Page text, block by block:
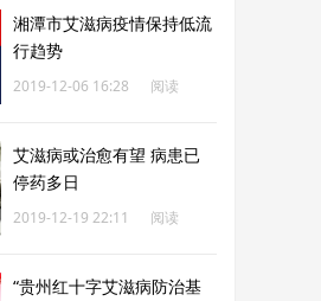
湘潭市艾滋病疫情保持低流
行趋势
2019-12-06 16:28
阅读
艾滋病或治愈有望 病患已
停药多日
2019-12-19 22:11
阅读
“贵州红十字艾滋病防治基